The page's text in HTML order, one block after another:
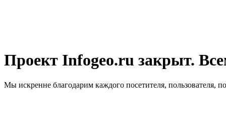
Проект Infogeo.ru закрыт.
Мы искренне благодарим каждого посетителя, пользователя,